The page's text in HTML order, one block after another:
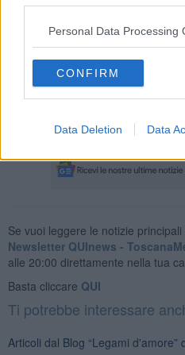
Personal Data Processing
CONFIRM
Data Deletion Data
rispettando i suoi limiti oppure
definitivamentee di non tenere
dell’incertezza soprattutto per la
Coraggio Concetta… mio padre
speranza!”.
Malena ...
Se vuoi leggere le notizie
Newsletter QUInews -
alle 20:00 direttamente nella tua
Basta cliccare QUI
Ti potrebbe interessare
Articoli dal Blog “Legami d'amore”